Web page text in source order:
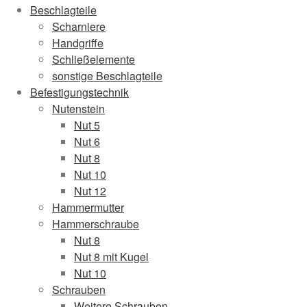
Beschlagteile
Scharniere
Handgriffe
Schließelemente
sonstige Beschlagteile
Befestigungstechnik
Nutenstein
Nut 5
Nut 6
Nut 8
Nut 10
Nut 12
Hammermutter
Hammerschraube
Nut 8
Nut 8 mit Kugel
Nut 10
Schrauben